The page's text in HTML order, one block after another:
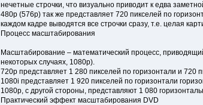
нечетные строчки, что визуально приводит к едва
480p (576p) так же представляет 720 пикселей по
каждом кадре выводятся все строчки сразу, т.е. целая
Процесс масштабирования
Масштабирование – математический процесс,
некоторых случаях, 1080p).
720p представляет 1 280 пикселей по горизонтали и 720
1080i представляет 1 920 пикселей по горизонтали
1080p, с другой стороны, представляют 1 080
Практический эффект масштабирования DVD